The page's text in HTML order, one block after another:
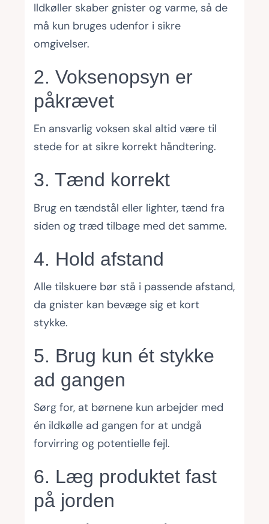
Ildkøller skaber gnister og varme, så de
må kun bruges udenfor i sikre
omgivelser.
2. Voksenopsyn er
påkrævet
En ansvarlig voksen skal altid være til
stede for at sikre korrekt håndtering.
3. Tænd korrekt
Brug en tændstål eller lighter, tænd fra
siden og træd tilbage med det samme.
4. Hold afstand
Alle tilskuere bør stå i passende afstand,
da gnister kan bevæge sig et kort
stykke.
5. Brug kun ét stykke
ad gangen
Sørg for, at børnene kun arbejder med
én ildkølle ad gangen for at undgå
forvirring og potentielle fejl.
6. Læg produktet fast
på jorden